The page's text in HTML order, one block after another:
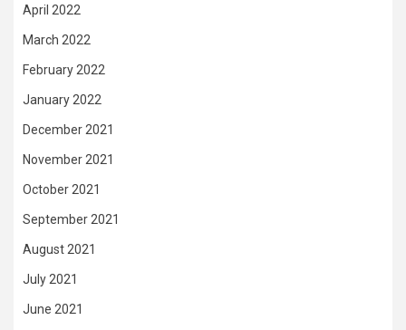
April 2022
March 2022
February 2022
January 2022
December 2021
November 2021
October 2021
September 2021
August 2021
July 2021
June 2021